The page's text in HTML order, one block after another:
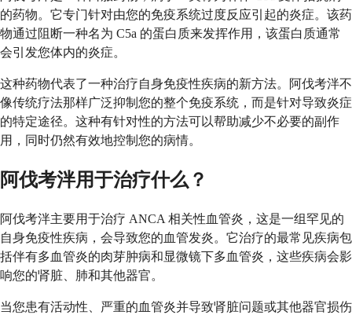
的药物。它专门针对由您的免疫系统过度反应引起的炎症。该药
物通过阻断一种名为 C5a 的蛋白质来发挥作用，该蛋白质通常
会引发您体内的炎症。
这种药物代表了一种治疗自身免疫性疾病的新方法。阿伐考泮不
像传统疗法那样广泛抑制您的整个免疫系统，而是针对导致炎症
的特定途径。这种有针对性的方法可以帮助减少不必要的副作
用，同时仍然有效地控制您的病情。
阿伐考泮用于治疗什么？
阿伐考泮主要用于治疗 ANCA 相关性血管炎，这是一组罕见的
自身免疫性疾病，会导致您的血管发炎。它治疗的最常见疾病包
括伴有多血管炎的肉芽肿病和显微镜下多血管炎，这些疾病会影
响您的肾脏、肺和其他器官。
当您患有活动性、严重的血管炎并导致肾脏问题或其他器官损伤